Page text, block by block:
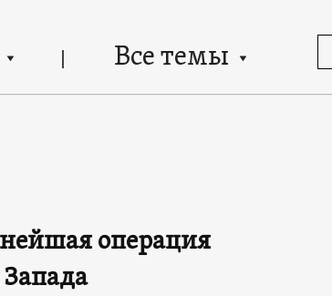
Все темы
операция